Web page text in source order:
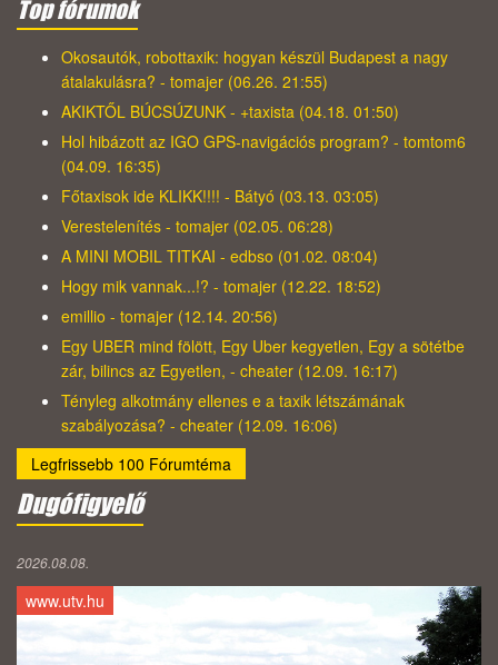
Top fórumok
Okosautók, robottaxik: hogyan készül Budapest a nagy
átalakulásra? - tomajer (06.26. 21:55)
AKIKTŐL BÚCSÚZUNK - +taxista (04.18. 01:50)
Hol hibázott az IGO GPS-navigációs program? - tomtom6
(04.09. 16:35)
Főtaxisok ide KLIKK!!!! - Bátyó (03.13. 03:05)
Verestelenítés - tomajer (02.05. 06:28)
A MINI MOBIL TITKAI - edbso (01.02. 08:04)
Hogy mik vannak...!? - tomajer (12.22. 18:52)
emillio - tomajer (12.14. 20:56)
Egy UBER mind fölött, Egy Uber kegyetlen, Egy a sötétbe
zár, bilincs az Egyetlen, - cheater (12.09. 16:17)
Tényleg alkotmány ellenes e a taxik létszámának
szabályozása? - cheater (12.09. 16:06)
Legfrissebb 100 Fórumtéma
Dugófigyelő
2026.08.08.
www.utv.hu